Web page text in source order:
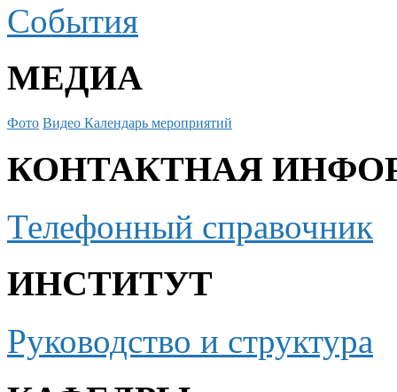
События
МЕДИА
Фото Видео Календарь мероприятий
КОНТАКТНАЯ
Телефонный справочник
ИНСТИТУТ
Руководство и структура